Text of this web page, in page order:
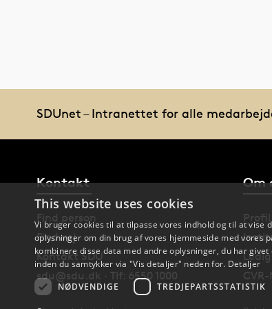
SDUnet – Intranettet for alle
Kontakt
Find person
Find vej
Kontakt SDU
sdu@sdu.dk · Tlf: 6550 1000
Om
Profil
CVR-
This website uses cookies
Vi bruger cookies til at tilpasse vores indhold og til at
oplysninger om din brug af vores hjemmeside med vores
kombinere disse data med andre oplysninger, du har
inden du samtykker via "Vis detaljer" neden for. Detaljer
NØDVENDIGE
TREDJEPARTSSTATISTIK